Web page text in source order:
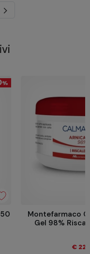
arrow_forward_ios
%
Montefarmaco
Gel 98%
€